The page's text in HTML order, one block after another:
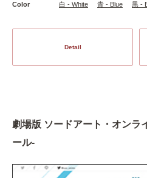
Color
白 - White 青 - Blue 黒 -
Detail
劇場版 ソードアート・オンラ
ール-